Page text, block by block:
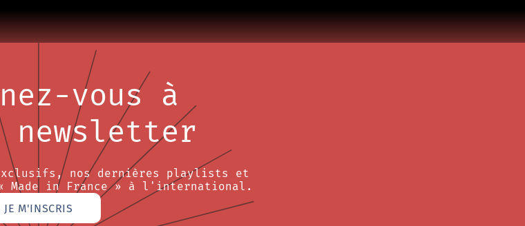
vous à
newsletter
nos dernières playlists et
in France » à l'international.
JE M'INSCRIS